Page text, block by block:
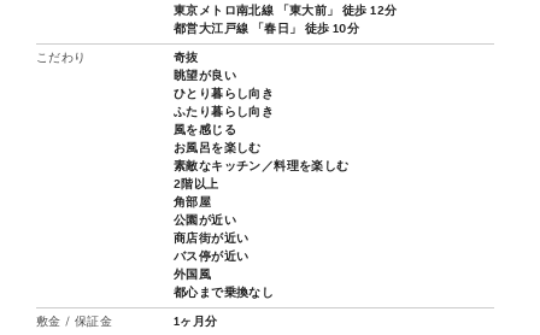
東京メトロ南北線 「東大前」 徒歩 12分
都営大江戸線 「春日」 徒歩 10分
こだわり
奇抜
眺望が良い
ひとり暮らし向き
ふたり暮らし向き
風を感じる
お風呂を楽しむ
素敵なキッチン／料理を楽しむ
2階以上
角部屋
公園が近い
商店街が近い
バス停が近い
外国風
都心まで乗換なし
敷金 / 保証金 1ヶ月分